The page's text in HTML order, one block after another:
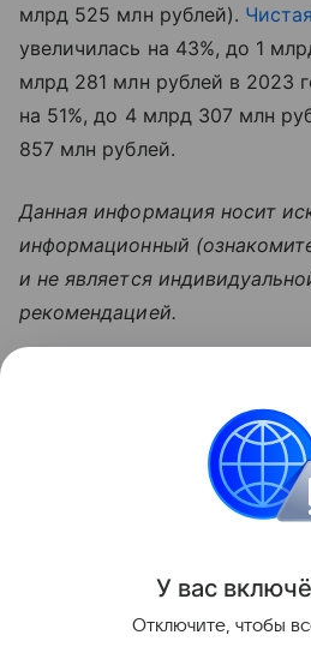
млрд 525 млн рублей).
увеличилась на 43%, до 1
млрд 281 млн рублей в 2023
на 51%, до 4 млрд 307 млн
857 млн рублей.
Данная информация носит
информационный
и не является
рекомендацией.
Выручка: что нужно
предпринимателю
В статье разбираемся, что
выручка и как ее рассчитать.
У вас включ
Отключите, чтобы